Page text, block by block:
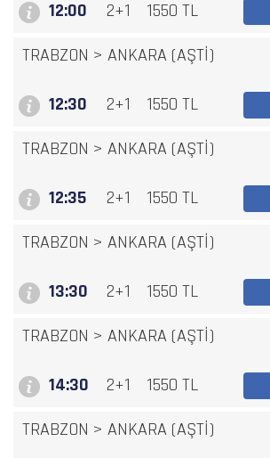
12:00 2+1 1550 TL
12:30
TRABZON > ANKARA (AŞTİ)
2+1 1550 TL
12:35
TRABZON > ANKARA (AŞTİ)
2+1 1550 TL
13:30
TRABZON > ANKARA (AŞTİ)
2+1 1550 TL
14:30
TRABZON > ANKARA (AŞTİ)
2+1 1550 TL
TRABZON > ANKARA (AŞTİ)